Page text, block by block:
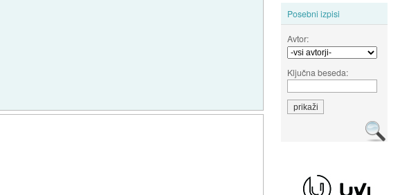
Posebni izpisi
Avtor:
Ključna beseda: